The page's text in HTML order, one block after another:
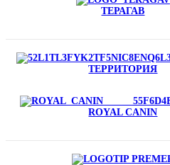
ТЕРАГАВ
ТЕРРИТОРИЯ
ROYAL CANIN